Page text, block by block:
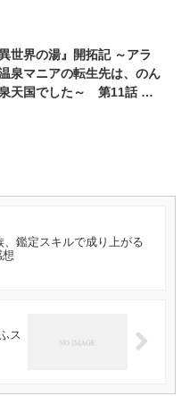
世界の湯』開拓記 ～アラ
泉マニアの転生先は、のん
天国でした～ 第11話 感
、鑑定スキルで成り上がる
ス